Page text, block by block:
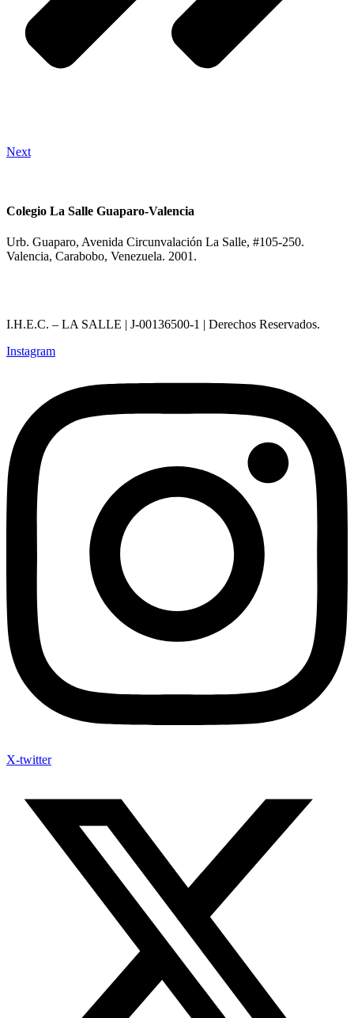
Next
Colegio La Salle Guaparo-Valencia
Urb. Guaparo, Avenida Circunvalación La Salle, #105-250.
Valencia, Carabobo, Venezuela. 2001.
I.H.E.C. – LA SALLE | J-00136500-1 | Derechos Reservados.
Instagram
X-twitter